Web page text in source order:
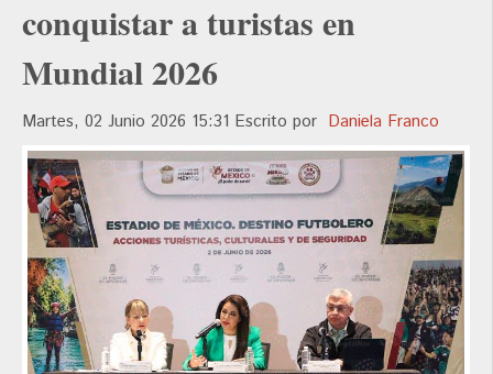
conquistar a turistas en
Mundial 2026
Martes, 02 Junio 2026 15:31 Escrito por Daniela Franco